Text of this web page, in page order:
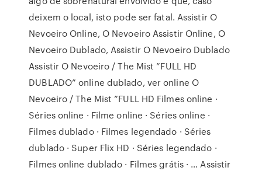
deixem o local, isto pode ser fatal. Assistir O
Nevoeiro Online, O Nevoeiro Assistir Online, O
Nevoeiro Dublado, Assistir O Nevoeiro Dublado
Assistir O Nevoeiro / The Mist ”FULL HD
DUBLADO” online dublado, ver online O
Nevoeiro / The Mist ”FULL HD Filmes online ·
Séries online · Filme online · Séries online ·
Filmes dublado · Filmes legendado · Séries
dublado · Super Flix HD · Séries legendado ·
Filmes online dublado · Filmes grátis · … Assistir